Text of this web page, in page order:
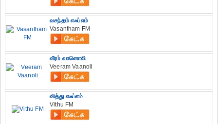
வசந்தம் எஃப்எம்
Vasantham FM
வீரம் வானொலி
Veeram Vaanoli
வித்து எஃப்எம்
Vithu FM